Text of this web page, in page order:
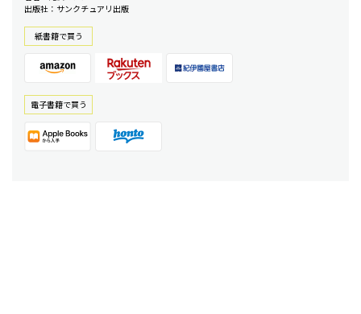
出版社：サンクチュアリ出版
紙書籍で買う
電⼦書籍で買う